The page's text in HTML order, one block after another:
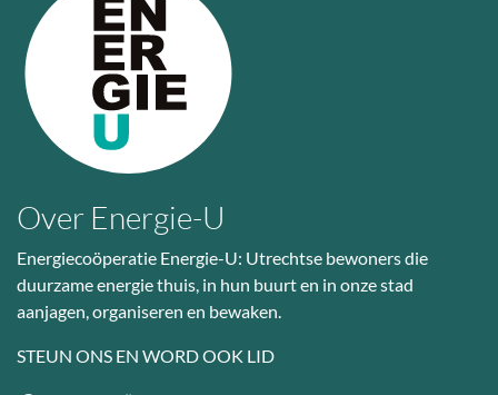
Over Energie-U
Energiecoöperatie Energie-U: Utrechtse bewoners die
duurzame energie thuis, in hun buurt en in onze stad
aanjagen, organiseren en bewaken.
STEUN ONS EN WORD OOK LID